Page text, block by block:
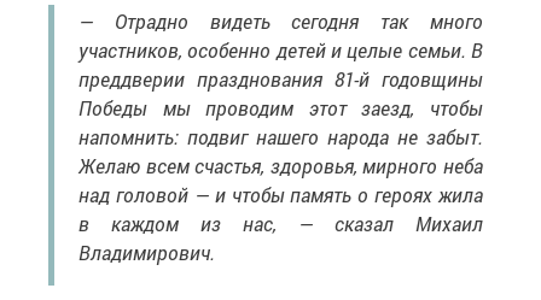
— Отрадно видеть сегодня так много
участников, особенно детей и целые семьи. В
преддверии празднования 81-й годовщины
Победы мы проводим этот заезд, чтобы
напомнить: подвиг нашего народа не забыт.
Желаю всем счастья, здоровья, мирного неба
над головой — и чтобы память о героях жила
в каждом из нас, — сказал Михаил
Владимирович.